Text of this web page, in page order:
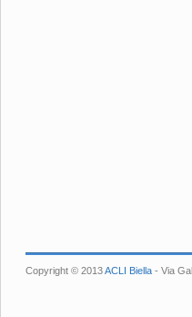
Copyright © 2013ACLI Biella - Via